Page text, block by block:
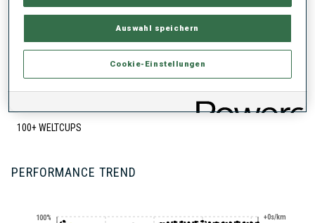
SAISON-HIGHLIGHTS
100+ WELTCUPS
PERFORMANCE TREND
100% +0s/km
Auswahl speichern
Cookie-Einstellungen